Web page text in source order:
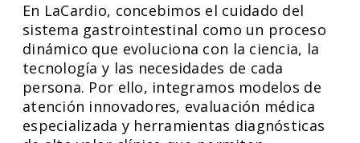
En LaCardio, concebimos el cuidado del
sistema gastrointestinal como un proceso
dinámico que evoluciona con la ciencia, la
tecnología y las necesidades de cada
persona. Por ello, integramos modelos de
atención innovadores, evaluación médica
especializada y herramientas diagnósticas